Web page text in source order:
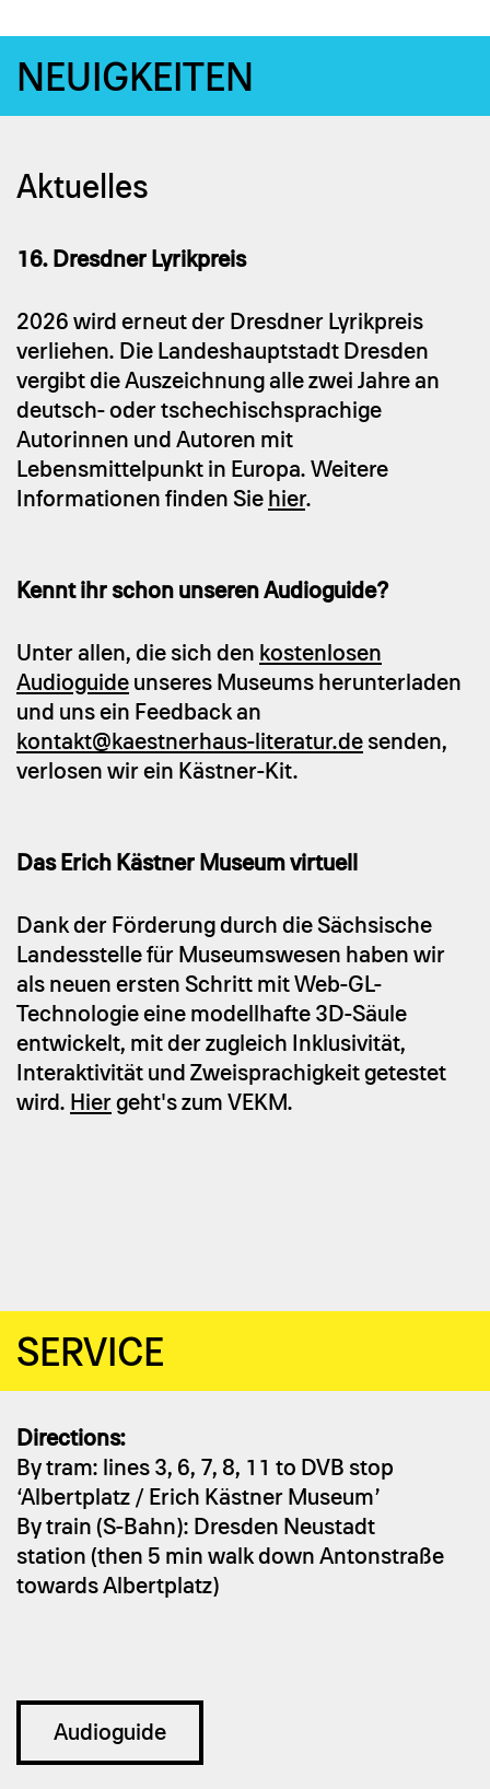
NEU­IG­KEI­TEN
Aktuelles
16. Dresdner Lyrikpreis
2026 wird erneut der Dresdner Lyrikpreis
verliehen. Die Landeshauptstadt Dresden
vergibt die Auszeichnung alle zwei Jahre an
deutsch- oder tschechischsprachige
Autorinnen und Autoren mit
Lebensmittelpunkt in Europa. Weitere
Informationen finden Sie hier.
Kennt ihr schon unseren Audioguide?
Unter allen, die sich den kostenlosen
Audioguide unseres Museums herunterladen
und uns ein Feedback an
kontakt@kaestnerhaus-literatur.de senden,
verlosen wir ein Kästner-Kit.
Das Erich Kästner Museum virtuell
Dank der Förderung durch die Sächsische
Landesstelle für Museumswesen haben wir
als neuen ersten Schritt mit Web-GL-
Technologie eine modellhafte 3D-Säule
entwickelt, mit der zugleich Inklusivität,
Interaktivität und Zweisprachigkeit getestet
wird. Hiergeht's zum VEKM.
SER­VICE
Directions:
By tram: lines 3, 6, 7, 8, 11 to DVB stop
‘Albertplatz / Erich Kästner Museum’
By train (S-Bahn): Dresden Neustadt
station (then 5 min walk down Antonstraße
towards Albertplatz)
Audioguide